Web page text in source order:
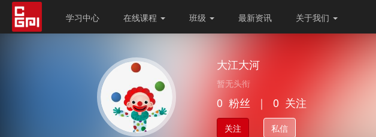
学习中心 在线课程 班级 最新资讯 关于我们
大江大河
暂无头衔
0 粉丝 ｜ 0 关注
关注 私信